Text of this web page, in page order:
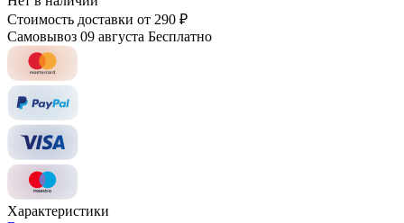
Стоимость доставки от 290 ₽
Самовывоз 09 августа Бесплатно
Характеристики